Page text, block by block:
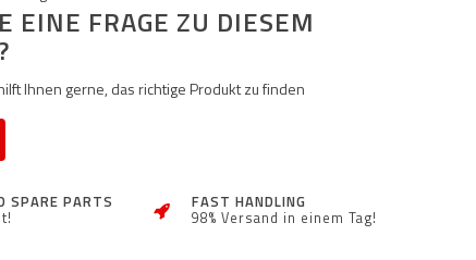
EINE FRAGE ZU DIESEM
Ihnen gerne, das richtige Produkt zu finden
SPARE PARTS FAST HANDLING
98% Versand in einem Tag!